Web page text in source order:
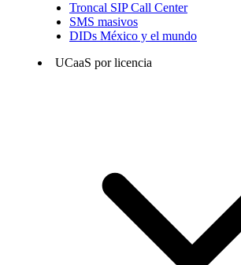
Troncal SIP Call Center
SMS masivos
DIDs México y el mundo
UCaaS por licencia